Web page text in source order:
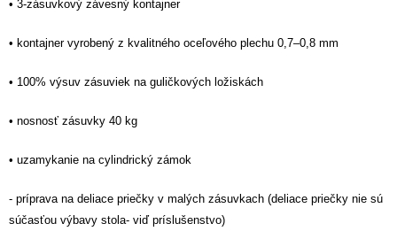
• 3-zásuvkový závesný kontajner
• kontajner vyrobený z kvalitného oceľového plechu 0,7–0,8 mm
• 100% výsuv zásuviek na guličkových ložiskách
• nosnosť zásuvky 40 kg
• uzamykanie na cylindrický zámok
- príprava na deliace priečky v malých zásuvkach (deliace priečky nie sú
súčasťou výbavy stola- viď príslušenstvo)